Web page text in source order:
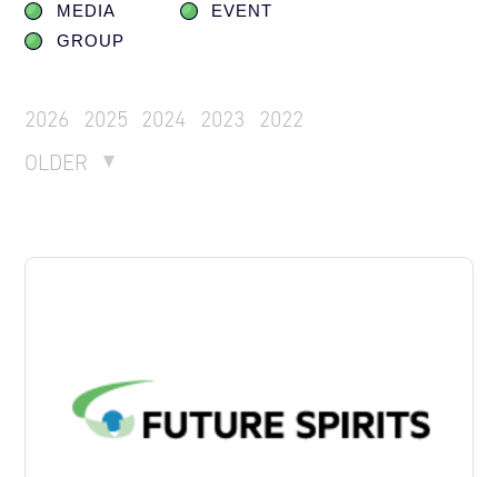
MEDIA
EVENT
GROUP
2026 2025 2024 2023
2022
OLDER